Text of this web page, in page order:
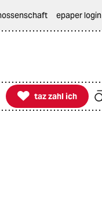
epaper login

taz zahl ich
taz zahl ich